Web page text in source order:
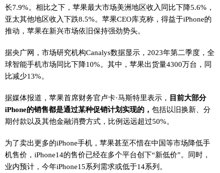
长7.9%。相比之下，苹果最大市场美洲地区收入同比下降5.6%，
亚太其他地区收入下跌8.5%。苹果CEO库克称，得益于iPhone的
推动，苹果在新兴市场依旧保持强劲势头。
据央广网，市场研究机构Canalys数据显示，2023年第二季度，全
球智能手机市场同比下降10%。其中，苹果出货量4300万台，同
比减少13%。
据媒体报道，苹果首席财务官卢卡·马斯特里表示， 目前大部分
iPhone的销售都是通过某种促销计划实现的， 包括以旧换新、分
期付款以及其他金融消费方式，比例远远超过50%。
为了卖出更多的iPhone手机，苹果甚至不惜在中国等市场降低手
机售价，iPhone14的售价已经在多个平台创下“新低价”。同时，
业内预计，今年iPhone15系列需求或低于14系列。